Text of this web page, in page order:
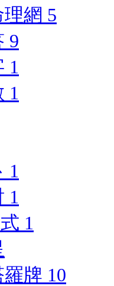
網 5
9
1
1
1
1
1
牌 10